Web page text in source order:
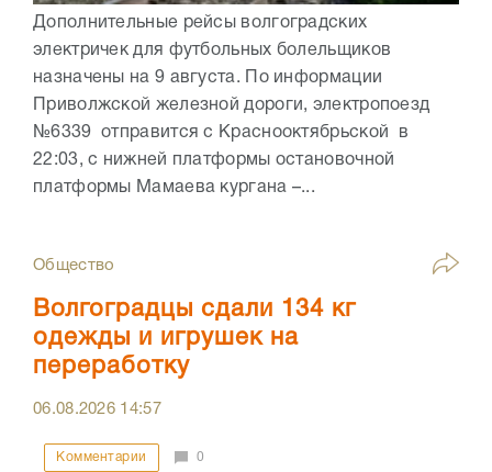
Дополнительные рейсы волгоградских
электричек для футбольных болельщиков
назначены на 9 августа. По информации
Приволжской железной дороги, электропоезд
№6339 отправится с Краснооктябрьской в
22:03, с нижней платформы остановочной
платформы Мамаева кургана –...
Общество
Волгоградцы сдали 134 кг
одежды и игрушек на
переработку
06.08.2026 14:57
Комментарии 0